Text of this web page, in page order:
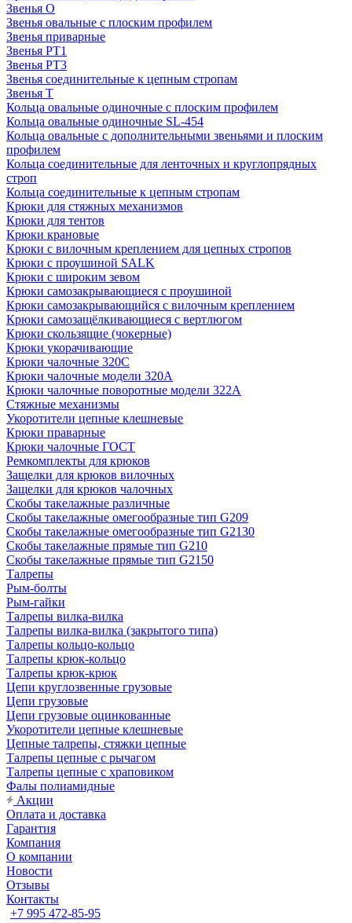
Звенья О
Звенья овальные с плоским профилем
Звенья приварные
Звенья РТ1
Звенья РТ3
Звенья соединительные к цепным стропам
Звенья Т
Кольца овальные одиночные c плоским профилем
Кольца овальные одиночные SL-454
Кольца овальные с дополнительными звеньями и плоским
профилем
Кольца соединительные для ленточных и круглопрядных
строп
Кольца соединительные к цепным стропам
Крюки для стяжных механизмов
Крюки для тентов
Крюки крановые
Крюки с вилочным креплением для цепных стропов
Крюки с проушиной SALK
Крюки с широким зевом
Крюки самозакрывающиеся с проушиной
Крюки самозакрывающийся с вилочным креплением
Крюки самозащёлкивающиеся с вертлюгом
Крюки скользящие (чокерные)
Крюки укорачивающие
Крюки чалочные 320C
Крюки чалочные модели 320А
Крюки чалочные поворотные модели 322А
Стяжные механизмы
Укоротители цепные клешневые
Крюки праварные
Крюки чалочные ГОСТ
Ремкомплекты для крюков
Защелки для крюков вилочных
Защелки для крюков чалочных
Скобы такелажные различные
Скобы такелажные омегообразные тип G209
Скобы такелажные омегообразные тип G2130
Скобы такелажные прямые тип G210
Скобы такелажные прямые тип G2150
Талрепы
Рым-болты
Рым-гайки
Талрепы вилка-вилка
Талрепы вилка-вилка (закрытого типа)
Талрепы кольцо-кольцо
Талрепы крюк-кольцо
Талрепы крюк-крюк
Цепи круглозвенные грузовые
Цепи грузовые
Цепи грузовые оцинкованные
Укоротители цепные клешневые
Цепные талрепы, стяжки цепные
Талрепы цепные с рычагом
Талрепы цепные с храповиком
Фалы полиамидные
Акции
Оплата и доставка
Гарантия
Компания
О компании
Новости
Отзывы
Контакты
+7 995 472-85-95